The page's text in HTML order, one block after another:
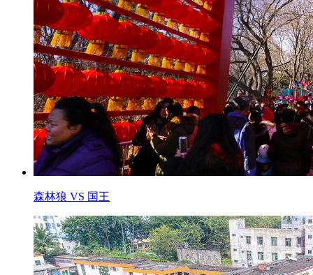
森林狼 VS 国王